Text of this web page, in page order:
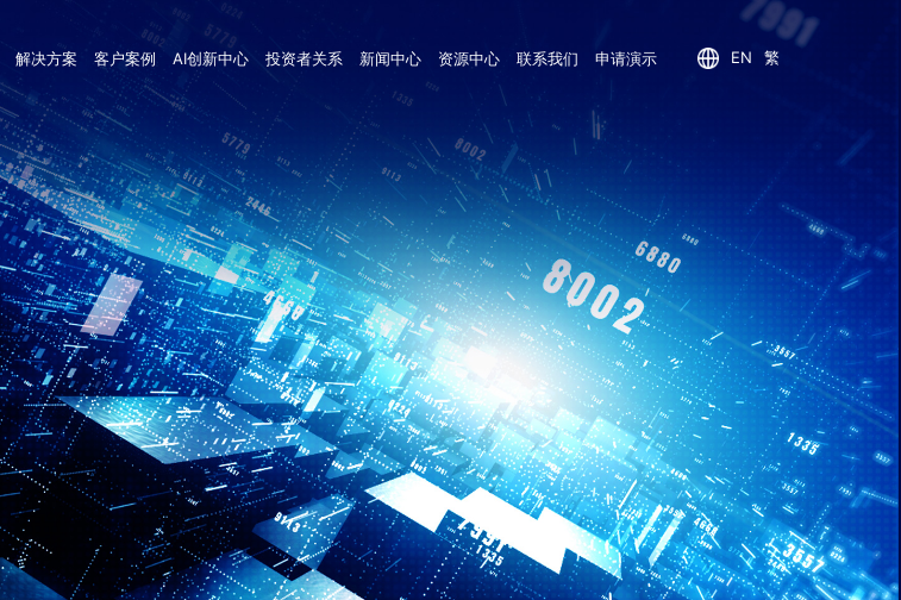
解决方案 客户案例 AI创新中心 投资者关系 新闻中心 资源中心 联系我们 申请演示 EN 繁